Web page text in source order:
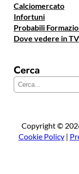
Calciomercato
Infortuni
Probabili
Dove vedere in TV
Cerca
Copyright ©
Cookie Policy|